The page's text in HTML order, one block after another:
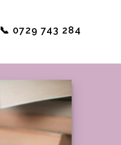
📞 0729 743 284